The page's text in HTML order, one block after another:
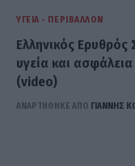
ΥΓΕΊΑ - ΠΕΡΙΒΆΛΛΟΝ
Ελληνικός
υγεία και
(video)
ΑΝΑΡΤΗΘΗΚΕ ΑΠΟ ΓΙΆΝΝΗΣ